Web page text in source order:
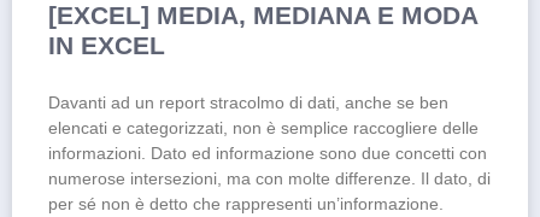
[EXCEL] MEDIA, MEDIANA E MODA
IN EXCEL
Davanti ad un report stracolmo di dati, anche se ben
elencati e categorizzati, non è semplice raccogliere delle
informazioni. Dato ed informazione sono due concetti con
numerose intersezioni, ma con molte differenze. Il dato, di
per sé non è detto che rappresenti un’informazione.